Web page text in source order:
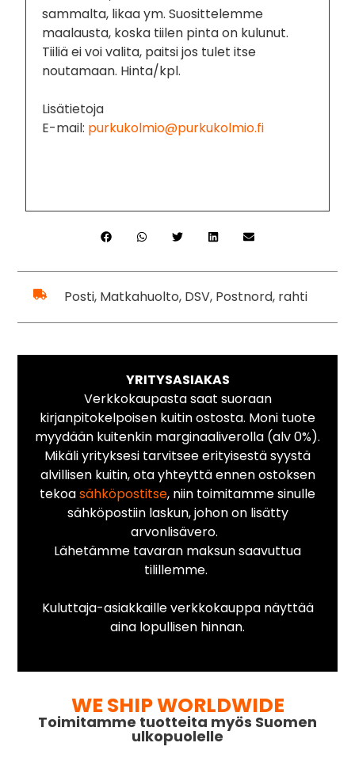
sammalta, likaa ym. Suosittelemme
maalausta, koska tiilen pinta on kulunut.
Tiiliä ei voi valita, paitsi jos tulet itse
noutamaan. Hinta/kpl.
Lisätietoja
E-mail: purkukolmio@purkukolmio.fi
Posti, Matkahuolto, DSV, Postnord, rahti
YRITYSASIAKAS
Verkkokaupasta saat suoraan
kirjanpitokelpoisen kuitin ostosta. Moni tuote
myydään kuitenkin marginaaliverolla (alv 0%).
Mikäli yrityksesi tarvitsee erityisestä syystä
alvillisen kuitin, ota yhteyttä ennen ostoksen
tekoasähköpostitse, niin toimitamme sinulle
sähköpostiin laskun, johon on lisätty
arvonlisävero.
Lähetämme tavaran maksun saavuttua
tilillemme.
Kuluttaja-asiakkaille verkkokauppa näyttää
aina lopullisen hinnan.
WE SHIP WORLDWIDE
Toimitamme tuotteita myös Suomen
ulkopuolelle